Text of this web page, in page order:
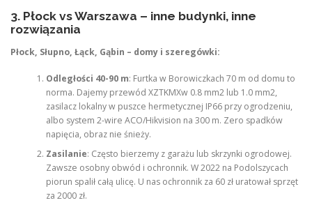
3. Płock vs Warszawa – inne budynki, inne
rozwiązania
Płock, Słupno, Łąck, Gąbin – domy i szeregówki:
Odległości 40-90 m: Furtka w Borowiczkach 70 m od domu to
norma. Dajemy przewód XZTKMXw 0.8 mm2 lub 1.0 mm2,
zasilacz lokalny w puszce hermetycznej IP66 przy ogrodzeniu,
albo system 2-wire ACO/Hikvision na 300 m. Zero spadków
napięcia, obraz nie śnieży.
Zasilanie: Często bierzemy z garażu lub skrzynki ogrodowej.
Zawsze osobny obwód i ochronnik. W 2022 na Podolszycach
piorun spalił całą ulicę. U nas ochronnik za 60 zł uratował sprzęt
za 2000 zł.